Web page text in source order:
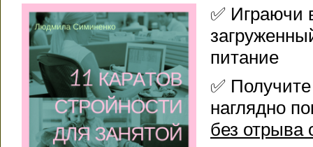
✅ Играючи
питание
✅
наглядно
без отрыва